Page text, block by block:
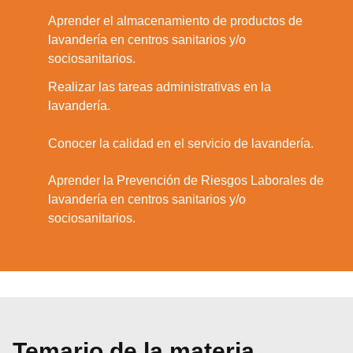
Aprender el almacenamiento de productos de
lavandería en centros sanitarios y/o
sociosanitarios.
Realizar las tareas administrativas en la
lavandería.
Conocer la calidad en el servicio de lavandería.
Aprender la Prevención de Riesgos Laborales de
lavandería en centros sanitarios y/o
sociosanitarios.